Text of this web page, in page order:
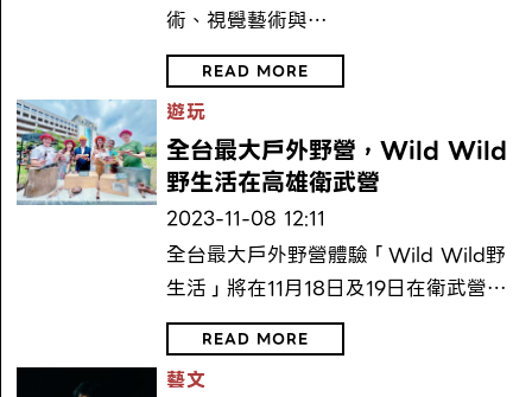
術、視覺藝術與…
READ MORE
遊玩
全台最大戶外野營，Wild Wild
野生活在高雄衛武營
2023-11-08 12:11
全台最大戶外野營體驗「Wild Wild野
生活」將在11月18日及19日在衛武營…
READ MORE
藝文